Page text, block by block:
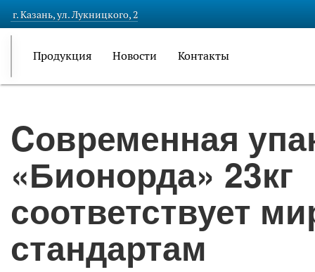
г. Казань, ул. Лукницкого, 2
Продукция Новости Контакты
Cовременная
«Бионорда» 23кг
соответствует
стандартам